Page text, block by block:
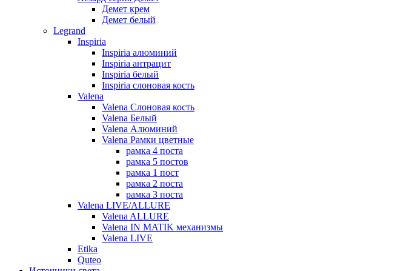
Демет крем
Демет белый
Legrand
Inspiria
Inspiria алюминий
Inspiria антрацит
Inspiria белый
Inspiria слоновая кость
Valena
Valena Слоновая кость
Valena Белый
Valena Алюминий
Valena Рамки цветные
рамка 4 поста
рамка 5 постов
рамка 1 пост
рамка 2 поста
рамка 3 поста
Valena LIVE/ALLURE
Valena ALLURE
Valena IN MATIK механизмы
Valena LIVE
Etika
Quteo